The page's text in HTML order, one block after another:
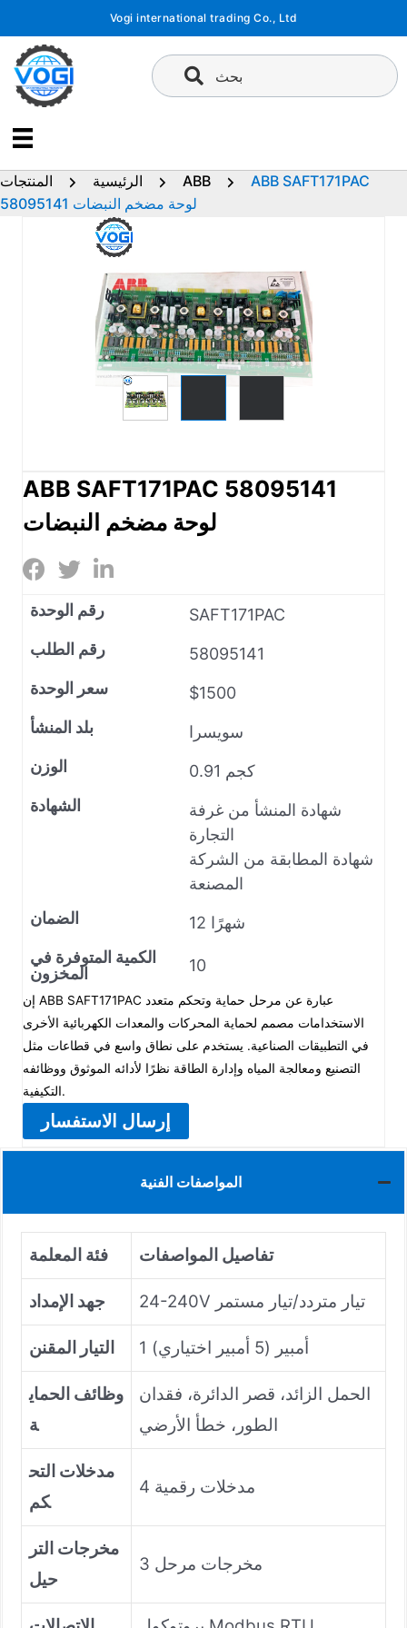
المحتوى
Vogi international trading Co., Ltd
بحث
الرئيسية المنتجات ABB
ABB SAFT171PAC
58095141 لوحة مضخم النبضات
ABB SAFT171PAC 58095141
لوحة مضخم النبضات
رقم الوحدة
SAFT171PAC
رقم الطلب
58095141
سعر الوحدة
$1500
بلد المنشأ
سويسرا
الوزن
0.91 كجم
الشهادة
شهادة المنشأ من غرفة
التجارة
شهادة المطابقة من الشركة
المصنعة
الضمان
12 شهرًا
الكمية المتوفرة في
المخزون
10
إن ABB SAFT171PAC عبارة عن مرحل حماية وتحكم متعدد
الاستخدامات مصمم لحماية المحركات والمعدات الكهربائية الأخرى
في التطبيقات الصناعية. يستخدم على نطاق واسع في قطاعات مثل
التصنيع ومعالجة المياه وإدارة الطاقة نظرًا لأدائه الموثوق ووظائفه
التكيفية.
إرسال الاستفسار
المواصفات الفنية
فئة المعلمة تفاصيل المواصفات
جهد الإمداد 24-240V تيار متردد/تيار مستمر
التيار المقنن 1 أمبير (5 أمبير اختياري)
وظائف الحماي
ة
الحمل الزائد، قصر الدائرة، فقدان
الطور، خطأ الأرضي
مدخلات التح
كم
4 مدخلات رقمية
مخرجات التر
حيل
3 مخرجات مرحل